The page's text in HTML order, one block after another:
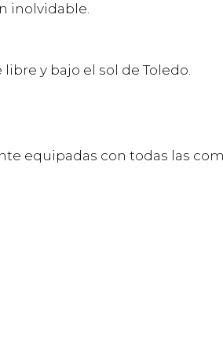
inolvidable.
y bajo el sol de Toledo.
equipadas con todas las